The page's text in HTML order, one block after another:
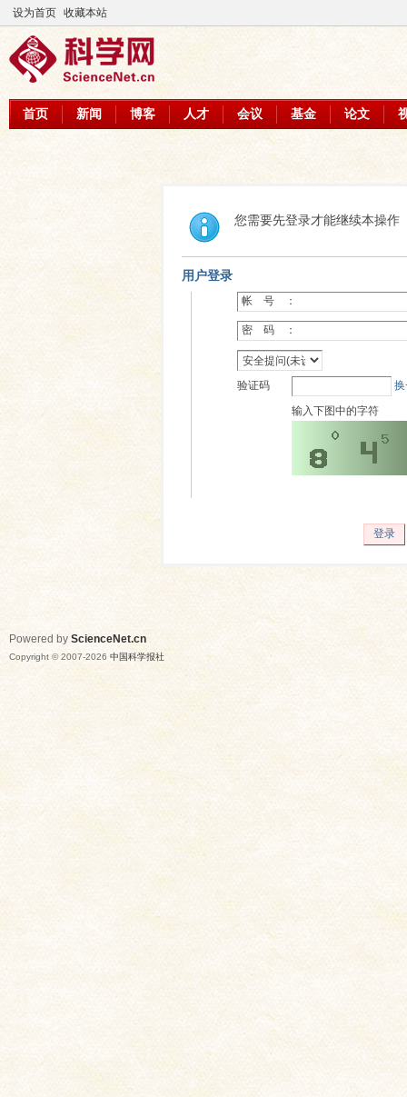
设为首页 收藏本站
首页 新闻 博客 人才 会议 基金 论文
您需要先登录才能继续本操作
用户登录
帐 号 ：
密 码 ：
验证码
输入下图中的字符
登录
Powered by ScienceNet.cn
Copyright © 2007-2026 中国科学报社